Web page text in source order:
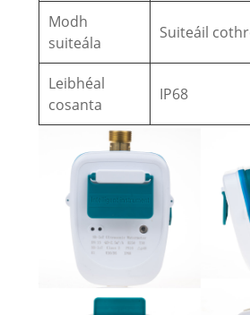
Modh
suiteála
Suiteáil
Leibhéal
cosanta
IP68